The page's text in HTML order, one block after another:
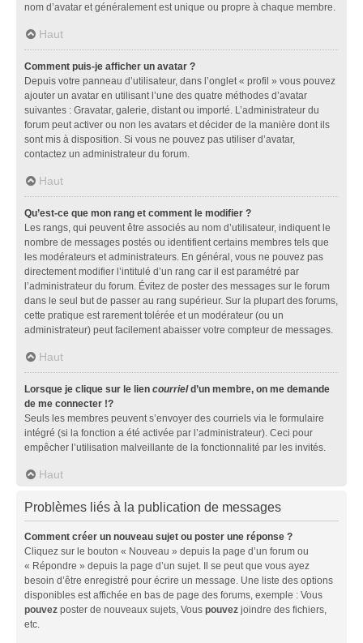
nom d’avatar et généralement est unique ou propre à chaque membre.
Haut
Comment puis-je afficher un avatar ?
Depuis votre panneau d’utilisateur, dans l’onglet « profil » vous pouvez
ajouter un avatar en utilisant l’une des quatre méthodes d’avatar
suivantes : Gravatar, galerie, distant ou importé. L’administrateur du
forum peut activer ou non les avatars et décider de la manière dont ils
sont mis à disposition. Si vous ne pouvez pas utiliser d’avatar,
contactez un administrateur du forum.
Haut
Qu’est-ce que mon rang et comment le modifier ?
Les rangs, qui peuvent être associés au nom d’utilisateur, indiquent le
nombre de messages postés ou identifient certains membres tels que
les modérateurs et administrateurs. En général, vous ne pouvez pas
directement modifier l’intitulé d’un rang car il est paramétré par
l’administrateur du forum. Évitez de poster des messages sur le forum
dans le seul but de passer au rang supérieur. Sur la plupart des forums,
cette pratique est rarement tolérée et un modérateur (ou un
administrateur) peut facilement abaisser votre compteur de messages.
Haut
Lorsque je clique sur le lien courrield’un membre, on me demande
de me connecter !?
Seuls les membres peuvent s’envoyer des courriels via le formulaire
intégré (si la fonction a été activée par l’administrateur). Ceci pour
empêcher l’utilisation malveillante de la fonctionnalité par les invités.
Haut
Problèmes liés à la publication de messages
Comment créer un nouveau sujet ou poster une réponse ?
Cliquez sur le bouton « Nouveau » depuis la page d’un forum ou
« Répondre » depuis la page d’un sujet. Il se peut que vous ayez
besoin d’être enregistré pour écrire un message. Une liste des options
disponibles est affichée en bas de page des forums, exemple : Vous
pouvez poster de nouveaux sujets, Vous pouvez joindre des fichiers,
etc.